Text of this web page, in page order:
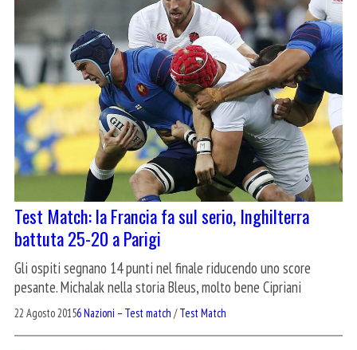
Test Match: la Francia fa sul serio, Inghilterra
battuta 25-20 a Parigi
Gli ospiti segnano 14 punti nel finale riducendo uno score
pesante. Michalak nella storia Bleus, molto bene Cipriani
22 Agosto 20156 Nazioni – Test match /Test Match